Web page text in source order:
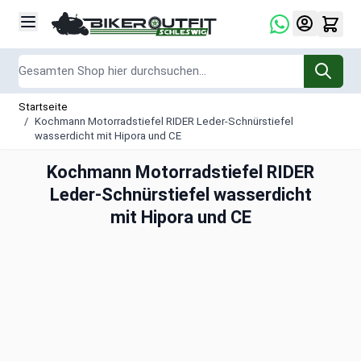
Startseite
/ Kochmann Motorradstiefel RIDER Leder-Schnürstiefel
wasserdicht mit Hipora und CE
Kochmann Motorradstiefel RIDER
Leder-Schnürstiefel wasserdicht
mit Hipora und CE